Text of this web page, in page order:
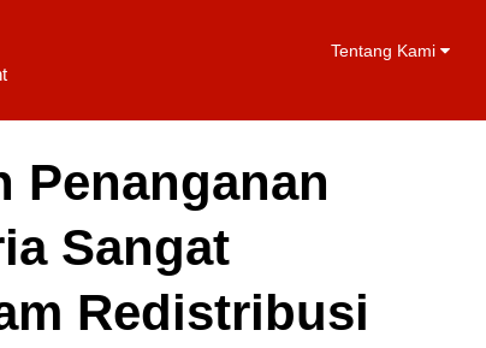
Tentang Kami
Penanganan
Sangat
Redistribusi